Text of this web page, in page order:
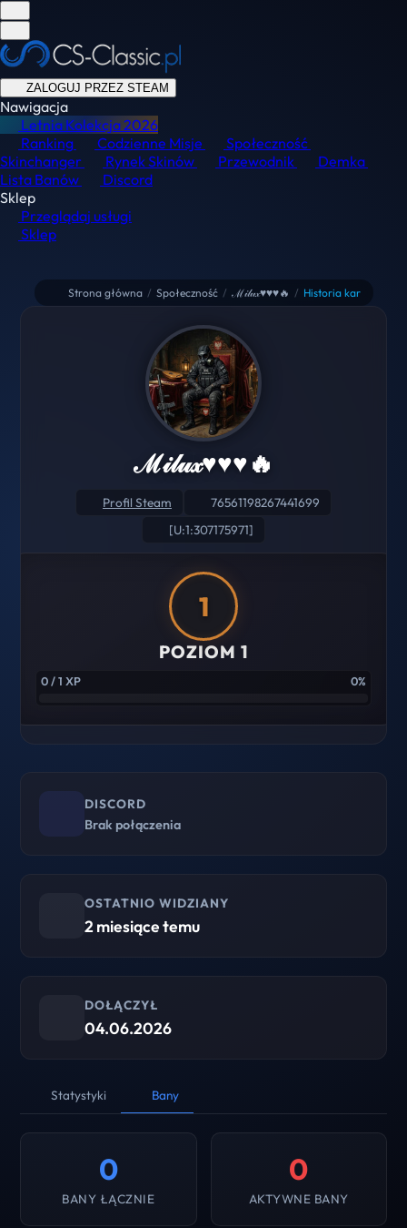
ZALOGUJ PRZEZ STEAM
Nawigacja
Letnia Kolekcja2026
Ranking
Codzienne Misje
Społeczność
Skinchanger
Rynek Skinów Przewodnik
Demka
Lista Banów
Discord
Sklep
Przeglądaj usługi
Sklep
Strona główna / Społeczność / ℳ𝒾𝓁𝓊𝓍♥♥♥🔥 / Historia kar
ℳ𝒾𝓁𝓊𝓍♥♥♥🔥
Profil Steam
76561198267441699
[U:1:307175971]
1
POZIOM 1
0 / 1 XP 0%
DISCORD
Brak połączenia
OSTATNIO WIDZIANY
2 miesiące temu
DOŁĄCZYŁ
04.06.2026
Statystyki Bany
0
BANY ŁĄCZNIE
0
AKTYWNE BANY